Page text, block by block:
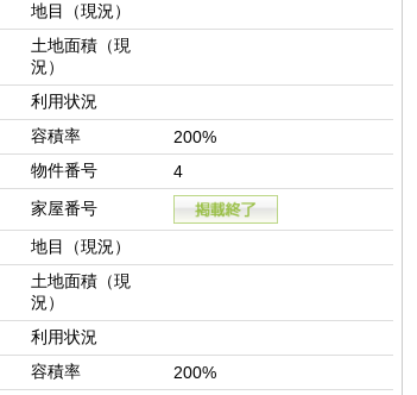
地目（現況）
土地面積（現
況）
利用状況
容積率
200%
物件番号
4
家屋番号
地目（現況）
土地面積（現
況）
利用状況
容積率
200%